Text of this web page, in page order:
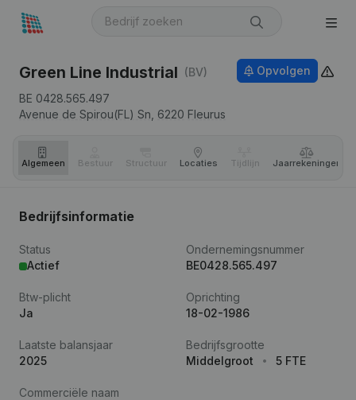
Green Line Industrial (BV)
BE 0428.565.497
Avenue de Spirou(FL) Sn, 6220 Fleurus
Opvolgen
Algemeen Bestuur Structuur Locaties Tijdlijn Jaar­rekeningen
Bedrijfsinformatie
Status
Actief
Ondernemingsnummer
BE0428.565.497
Btw-plicht
Ja
Oprichting
18-02-1986
Laatste balansjaar
2025
Bedrijfsgrootte
Middelgroot
5 FTE
Commerciële naam